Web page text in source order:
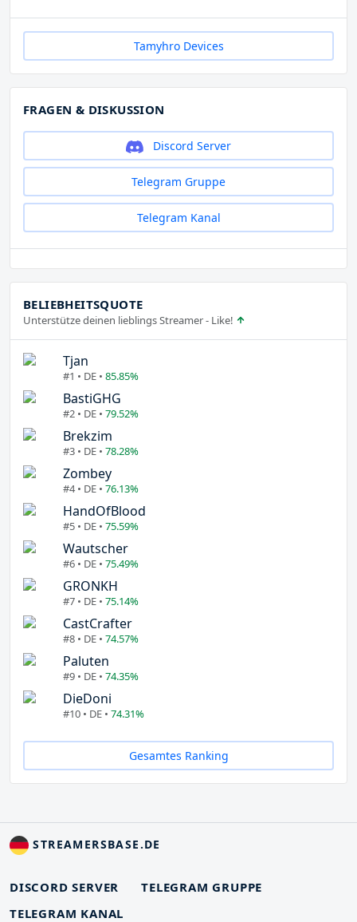
Tamyhro Devices
FRAGEN & DISKUSSION
Discord Server
Telegram Gruppe
Telegram Kanal
BELIEBHEITSQUOTE
Unterstütze deinen lieblings Streamer - Like!
Tjan
#1 • DE • 85.85%
BastiGHG
#2 • DE • 79.52%
Brekzim
#3 • DE • 78.28%
Zombey
#4 • DE • 76.13%
HandOfBlood
#5 • DE • 75.59%
Wautscher
#6 • DE • 75.49%
GRONKH
#7 • DE • 75.14%
CastCrafter
#8 • DE • 74.57%
Paluten
#9 • DE • 74.35%
DieDoni
#10 • DE • 74.31%
Gesamtes Ranking
STREAMERSBASE.DE
DISCORD SERVER
TELEGRAM GRUPPE
TELEGRAM KANAL